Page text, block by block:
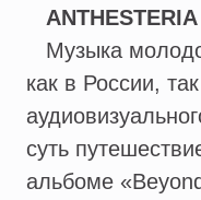
ANTHESTERIA
Музыка
как в России,
суть
альбоме